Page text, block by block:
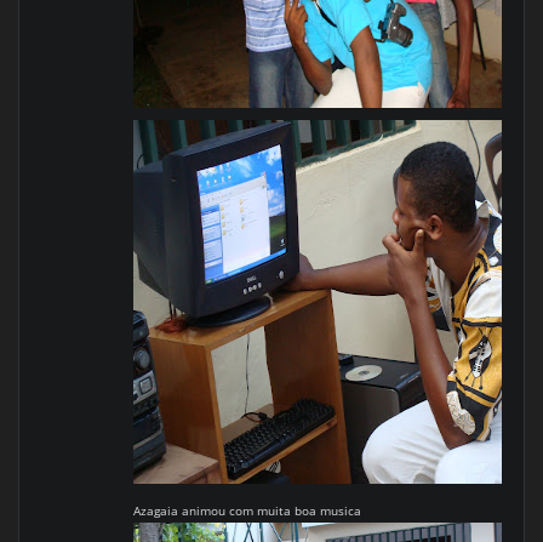
Azagaia animou com muita boa musica